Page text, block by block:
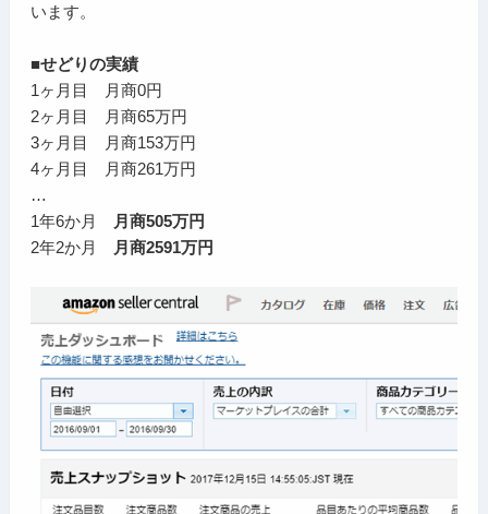
います。
■せどりの実績
1ヶ月目 月商0円
2ヶ月目 月商65万円
3ヶ月目 月商153万円
4ヶ月目 月商261万円
…
1年6か月
月商505万円
2年2か月
月商2591万円